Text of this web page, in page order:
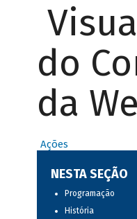
do
da
Ações
NESTA SEÇÃO
Programação
História